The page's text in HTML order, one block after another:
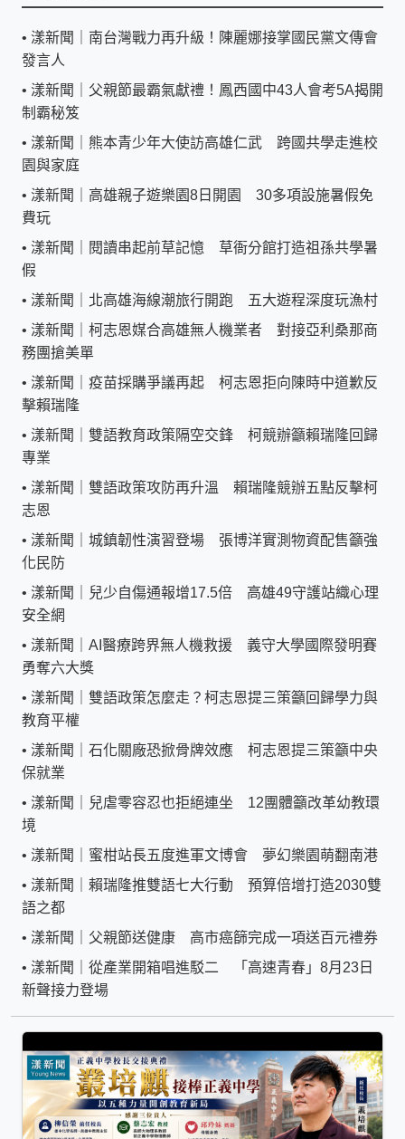
• 漾新聞｜南台灣戰力再升級！陳麗娜接掌國民黨文傳會
發言人
• 漾新聞｜父親節最霸氣獻禮！鳳西國中43人會考5A揭開
制霸秘笈
• 漾新聞｜熊本青少年大使訪高雄仁武 跨國共學走進校
園與家庭
• 漾新聞｜高雄親子遊樂園8日開園 30多項設施暑假免
費玩
• 漾新聞｜閱讀串起前草記憶 草衙分館打造祖孫共學暑
假
• 漾新聞｜北高雄海線潮旅行開跑 五大遊程深度玩漁村
• 漾新聞｜柯志恩媒合高雄無人機業者 對接亞利桑那商
務團搶美單
• 漾新聞｜疫苗採購爭議再起 柯志恩拒向陳時中道歉反
擊賴瑞隆
• 漾新聞｜雙語教育政策隔空交鋒 柯競辦籲賴瑞隆回歸
專業
• 漾新聞｜雙語政策攻防再升溫 賴瑞隆競辦五點反擊柯
志恩
• 漾新聞｜城鎮韌性演習登場 張博洋實測物資配售籲強
化民防
• 漾新聞｜兒少自傷通報增17.5倍 高雄49守護站織心理
安全網
• 漾新聞｜AI醫療跨界無人機救援 義守大學國際發明賽
勇奪六大獎
• 漾新聞｜雙語政策怎麼走？柯志恩提三策籲回歸學力與
教育平權
• 漾新聞｜石化關廠恐掀骨牌效應 柯志恩提三策籲中央
保就業
• 漾新聞｜兒虐零容忍也拒絕連坐 12團體籲改革幼教環
境
• 漾新聞｜蜜柑站長五度進軍文博會 夢幻樂園萌翻南港
• 漾新聞｜賴瑞隆推雙語七大行動 預算倍增打造2030雙
語之都
• 漾新聞｜父親節送健康 高市癌篩完成一項送百元禮券
• 漾新聞｜從產業開箱唱進駁二 「高速青春」8月23日
新聲接力登場